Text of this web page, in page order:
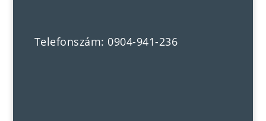
Telefonszám: 0904-941-236